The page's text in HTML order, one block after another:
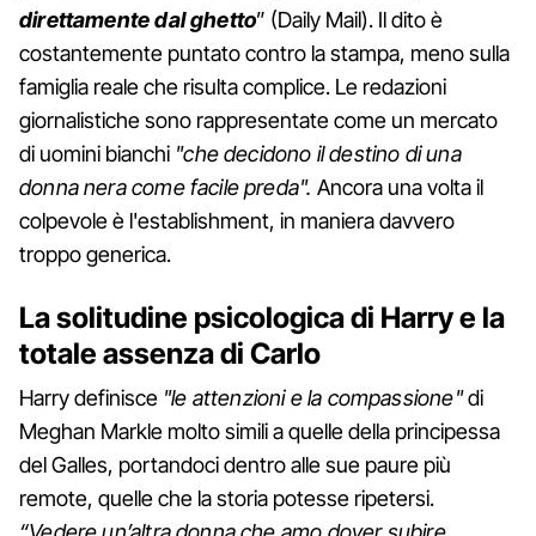
direttamente dal ghetto” (Daily Mail). Il dito è
costantemente puntato contro la stampa, meno sulla
famiglia reale che risulta complice. Le redazioni
giornalistiche sono rappresentate come un mercato
di uomini bianchi "che decidono il destino di una
donna nera come facile preda". Ancora una volta il
colpevole è l'establishment, in maniera davvero
troppo generica.
La solitudine psicologica di Harry e la
totale assenza di Carlo
Harry definisce "le attenzioni e la compassione"di
Meghan Markle molto simili a quelle della principessa
del Galles, portandoci dentro alle sue paure più
remote, quelle che la storia potesse ripetersi.